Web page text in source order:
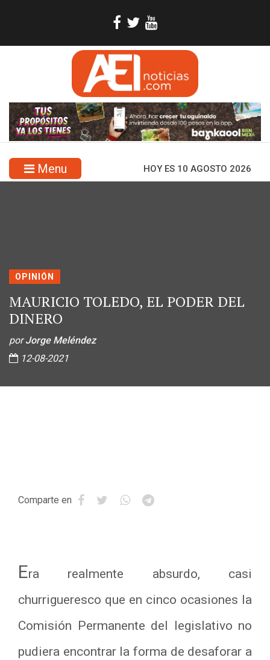
Menu HOY ES 10 AGOSTO 2026
OPINIÓN
MAURICIO TOLEDO, EL PODER DEL
DINERO
porJorge Meléndez
12-08-2021
Comparte en
Era realmente absurdo, casi
churrigueresco que en cinco ocasiones la
Comisión Permanente del legislativo no
pudiera encontrar la forma de desaforar a